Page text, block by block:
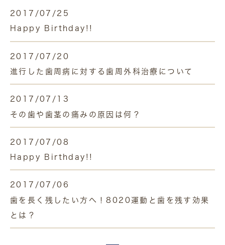
2017/07/25
Happy Birthday!!
2017/07/20
進行した歯周病に対する歯周外科治療について
2017/07/13
その歯や歯茎の痛みの原因は何？
2017/07/08
Happy Birthday!!
2017/07/06
歯を長く残したい方へ！8020運動と歯を残す効果
とは？